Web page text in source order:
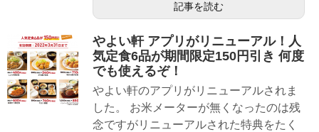
記事を読む
やよい軒 アプリがリニューアル！人
気定食6品が期間限定150円引き 何度
でも使えるぞ！
やよい軒のアプリがリニューアルされま
した。 お米メーターが無くなったのは残
念ですがリニューアルされた特典をたく